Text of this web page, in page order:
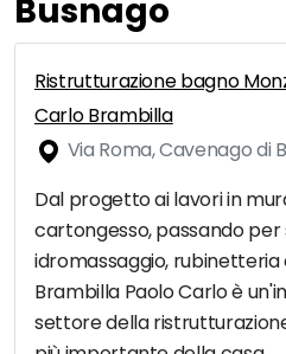
Busnago
Ristrutturazione bagno
Carlo Brambilla
Via Roma, Cavenago di
Dal progetto ai lavori in
cartongesso, passando per
idromassaggio,
Brambilla Paolo Carlo è
settore della